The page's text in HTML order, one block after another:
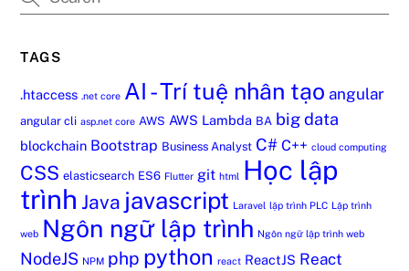
TAGS
.htaccess .net core AI - Trí tuệ nhân tạo angular
angular cli asp.net core AWS AWS Lambda BA big data
blockchain Bootstrap Business Analyst C# C++ cloud computing
CSS elasticsearch ES6 Flutter git html Học lập
trình Java javascript Laravel lập trình PLC Lập trình
web Ngôn ngữ lập trình Ngôn ngữ lập trình web
NodeJS NPM php python react ReactJS React